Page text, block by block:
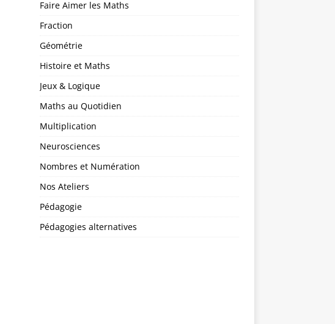
Faire Aimer les Maths
Fraction
Géométrie
Histoire et Maths
Jeux & Logique
Maths au Quotidien
Multiplication
Neurosciences
Nombres et Numération
Nos Ateliers
Pédagogie
Pédagogies alternatives